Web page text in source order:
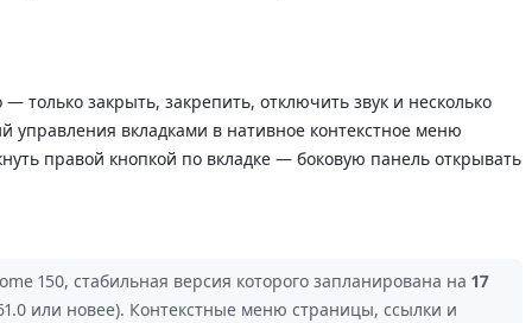
закрыть, закрепить, отключить звук и несколько
управления вкладками в нативное контекстное меню
правой кнопкой по вкладке — боковую панель открывать
150, стабильная версия которого запланирована на 17
или новее). Контекстные меню страницы, ссылки и